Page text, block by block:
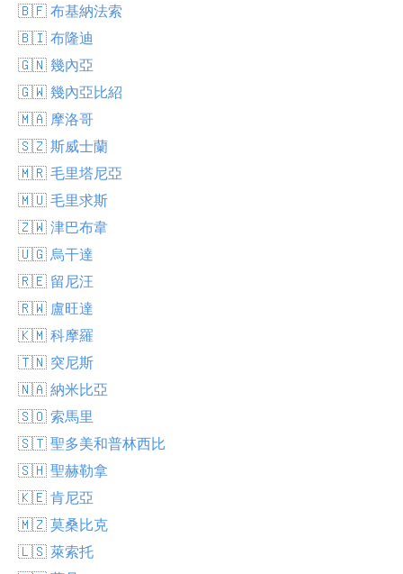
🇧🇫 布基納法索
🇧🇮 布隆迪
🇬🇳 幾內亞
🇬🇼 幾內亞比紹
🇲🇦 摩洛哥
🇸🇿 斯威士蘭
🇲🇷 毛里塔尼亞
🇲🇺 毛里求斯
🇿🇼 津巴布韋
🇺🇬 烏干達
🇷🇪 留尼汪
🇷🇼 盧旺達
🇰🇲 科摩羅
🇹🇳 突尼斯
🇳🇦 納米比亞
🇸🇴 索馬里
🇸🇹 聖多美和普林西比
🇸🇭 聖赫勒拿
🇰🇪 肯尼亞
🇲🇿 莫桑比克
🇱🇸 萊索托